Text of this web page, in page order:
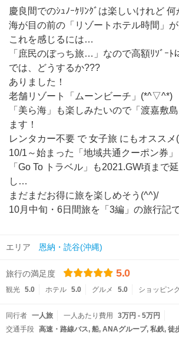
慶良間でのｼｭﾉｰｹﾘﾝｸﾞは楽しいけれど
海が目の前の「リゾートホテル時間」
これを感じるには…
「庶民のぼっち旅…」なので高額ﾘｿﾞｰﾄ
では、どうするか???
ありました！
老舗リゾート「ムーンビーチ」(*^▽^*)
「美ら海」も楽しみたいので「渡嘉敷
ます！
レンタカー不要 で 女子旅 にもオススメ
10/1～始まった「地域共通クーポン券
「Go To トラベル」も2021.GW頃まで
し…
まだまだお得に旅を楽しめそう(^^)/
10月中旬・6日間旅を「3編」の旅行記
エリア 恩納・読谷(沖縄)
旅行の満足度 5.0
観光 5.0 ホテル 5.0 グルメ 5.0 ショッピン
同行者 一人旅 一人あたり費用
3万円 - 5万円
交通手段 高速・路線バス 船 ANAグループ 私鉄 徒